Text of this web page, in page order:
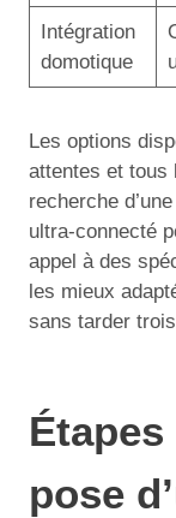
Intégration
domotique
Les options
attentes et tous
recherche
ultra-connecté
appel à des
les mieux
sans tarder
pose